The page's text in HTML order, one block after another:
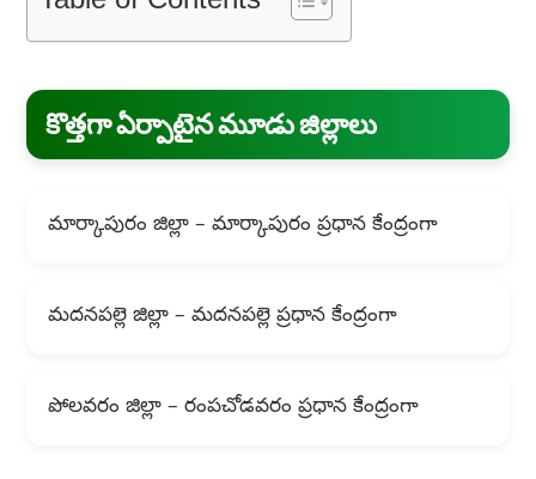
కొత్తగా ఏర్పాటైన మూడు జిల్లాలు
మార్కాపురం జిల్లా – మార్కాపురం ప్రధాన కేంద్రంగా
మదనపల్లె జిల్లా – మదనపల్లె ప్రధాన కేంద్రంగా
పోలవరం జిల్లా – రంపచోడవరం ప్రధాన కేంద్రంగా